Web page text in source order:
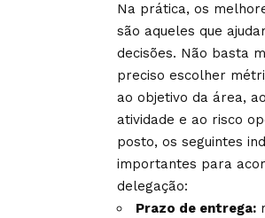
Na prática, os
são aqueles que
decisões. Não basta
preciso escolher
ao objetivo da área,
atividade e ao risco
posto, os seguintes
importantes para
delegação:
Prazo de entrega: